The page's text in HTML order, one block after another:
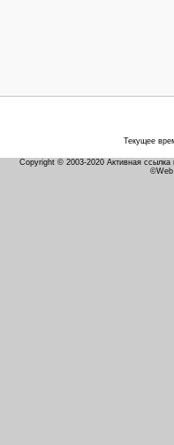
Текущее
Copyright © 2003-2020 Активная ссылка